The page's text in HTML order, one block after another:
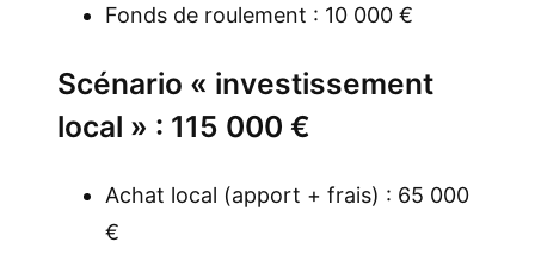
Fonds de roulement : 10 000 €
Scénario « investissement
local » : 115 000 €
Achat local (apport + frais) : 65 000
€